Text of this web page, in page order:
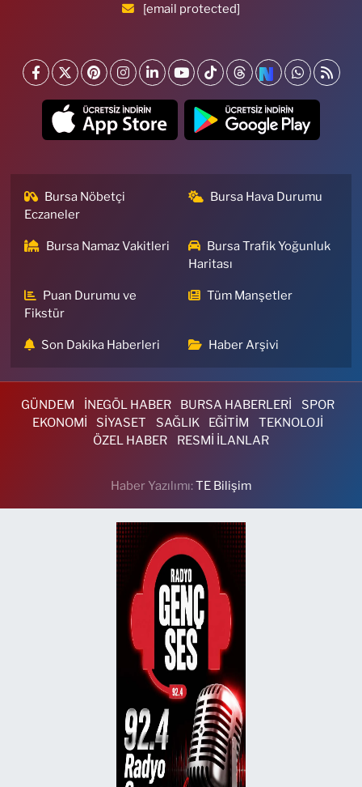
[email protected]
Bursa Nöbetçi
Eczaneler
Bursa Hava Durumu
Bursa Namaz Vakitleri
Bursa Trafik Yoğunluk
Haritası
Puan Durumu ve
Fikstür
Tüm Manşetler
Son Dakika Haberleri Haber Arşivi
GÜNDEM İNEGÖL HABER BURSA HABERLERİ
SPOR
EKONOMİ
SİYASET SAĞLIK EĞİTİM
TEKNOLOJİ
ÖZEL HABER
RESMİ İLANLAR
Haber Yazılımı:TE Bilişim